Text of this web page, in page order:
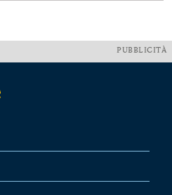
PUBBLICITÀ